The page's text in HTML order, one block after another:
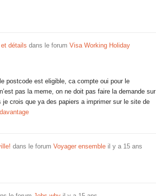
détails dans le forum Visa Working Holiday
postcode est eligible, ca compte oui pour le
pas la meme, on ne doit pas faire la demande sur
crois que ya des papiers a imprimer sur le site de
dans le forum Voyager ensemble il y a 15 ans